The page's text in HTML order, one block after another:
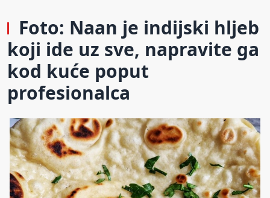
Foto: Naan je indijski hljeb
koji ide uz sve, napravite ga
kod kuće poput
profesionalca